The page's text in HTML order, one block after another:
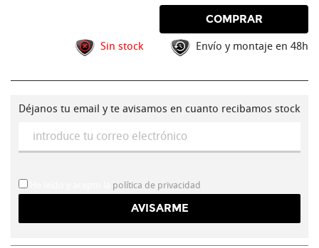
COMPRAR
Sin stock Envío y montaje en 48h
Déjanos tu email y te avisamos en cuanto recibamos stock
política de privacidad